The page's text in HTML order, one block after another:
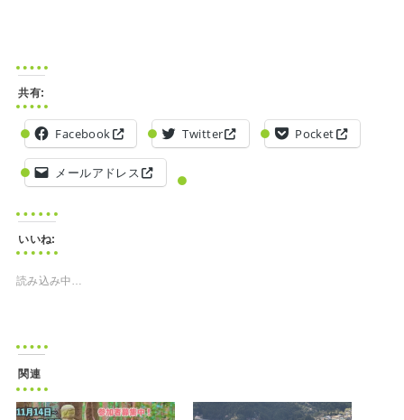
共有:
Facebook Twitter Pocket
メールアドレス
いいね:
読み込み中…
関連